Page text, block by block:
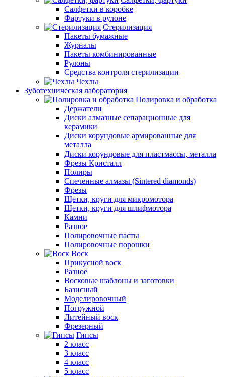
Салфетки в коробке
Фартуки в рулоне
Стерилизация
Пакеты бумажные
Журналы
Пакеты комбинированные
Рулоны
Средства контроля стерилизации
Чехлы
Зуботехническая лаборатория
Полировка и обработка
Держатели
Диски алмазные сепарационные для
керамики
Диски корундовые армированные для
металла
Диски корундовые для пластмассы, металла
Фрезы Кристалл
Полиры
Спеченные алмазы (Sintered diamonds)
Фрезы
Щетки, круги для микромотора
Щетки, круги для шлифмотора
Камни
Разное
Полировочные пасты
Полировочные порошки
Воск
Прикусной воск
Разное
Восковые шаблоны и заготовки
Базисный
Моделировочный
Погружной
Литейный воск
Фрезерный
Гипсы
2 класс
3 класс
4 класс
5 класс